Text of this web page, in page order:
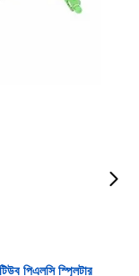
পিএলসি স্প্লিটার